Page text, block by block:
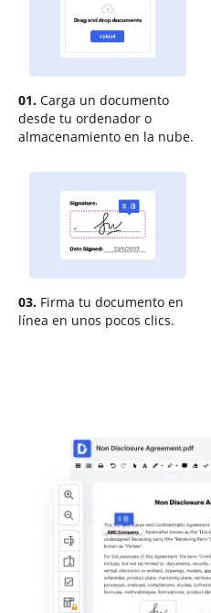
01. Carga un documento
desde tu ordenador o
almacenamiento en la nube.
03. Firma tu documento en
línea en unos pocos clics.